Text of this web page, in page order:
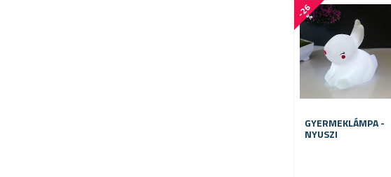
-
2
6
%
GYERMEKLÁMPA -
NYUSZI